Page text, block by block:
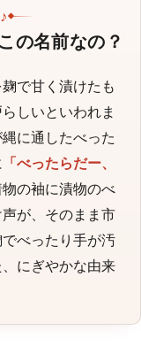
の名前なの？
で甘く漬けたも
しいといわれま
に通したべった
「べったらだー、
の袖に漬物のべ
が、そのまま市
べったり手が汚
にぎやかな由来